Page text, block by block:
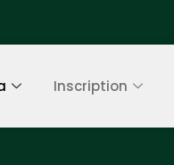
Inscription